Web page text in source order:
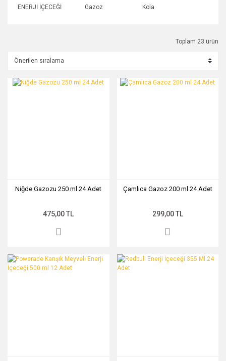
ENERJİ İÇECEĞİ Gazoz Kola
Toplam 23 ürün
Niğde Gazozu 250 ml 24 Adet
475,00 TL
Çamlıca Gazoz 200 ml 24 Adet
299,00 TL